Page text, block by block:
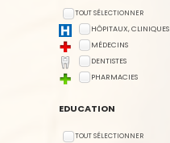
TOUT SÉLECTIONNER
HÔPITAUX, CLINIQUES
MÉDECINS
DENTISTES
PHARMACIES
EDUCATION
TOUT SÉLECTIONNER